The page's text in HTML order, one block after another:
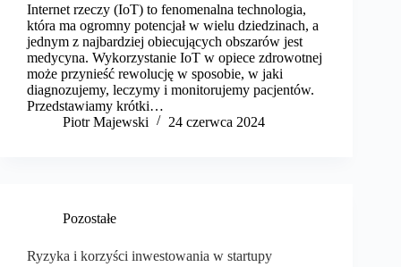
Internet rzeczy (IoT) to fenomenalna technologia,
która ma ogromny potencjał w wielu dziedzinach, a
jednym z najbardziej obiecujących obszarów jest
medycyna. Wykorzystanie IoT w opiece zdrowotnej
może przynieść rewolucję w sposobie, w jaki
diagnozujemy, leczymy i monitorujemy pacjentów.
Przedstawiamy krótki…
​Piotr Majewski
24 czerwca 2024
Pozostałe
Ryzyka i korzyści inwestowania w startupy